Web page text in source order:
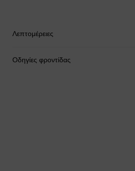
Λεπτομέρειες
Οδηγίες φροντίδας